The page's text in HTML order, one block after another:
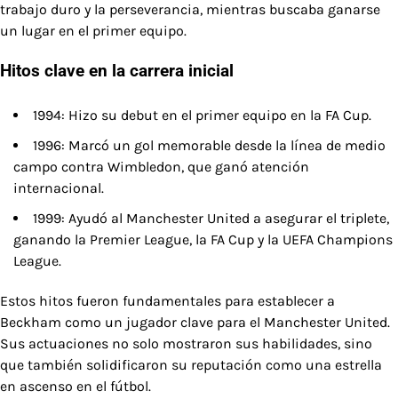
trabajo duro y la perseverancia, mientras buscaba ganarse
un lugar en el primer equipo.
Hitos clave en la carrera inicial
1994: Hizo su debut en el primer equipo en la FA Cup.
1996: Marcó un gol memorable desde la línea de medio
campo contra Wimbledon, que ganó atención
internacional.
1999: Ayudó al Manchester United a asegurar el triplete,
ganando la Premier League, la FA Cup y la UEFA Champions
League.
Estos hitos fueron fundamentales para establecer a
Beckham como un jugador clave para el Manchester United.
Sus actuaciones no solo mostraron sus habilidades, sino
que también solidificaron su reputación como una estrella
en ascenso en el fútbol.